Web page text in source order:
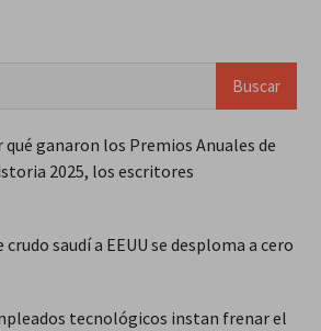
qué ganaron los Premios Anuales de
2025, los escritores
saudí a EEUU se desploma a cero
tecnológicos instan frenar el